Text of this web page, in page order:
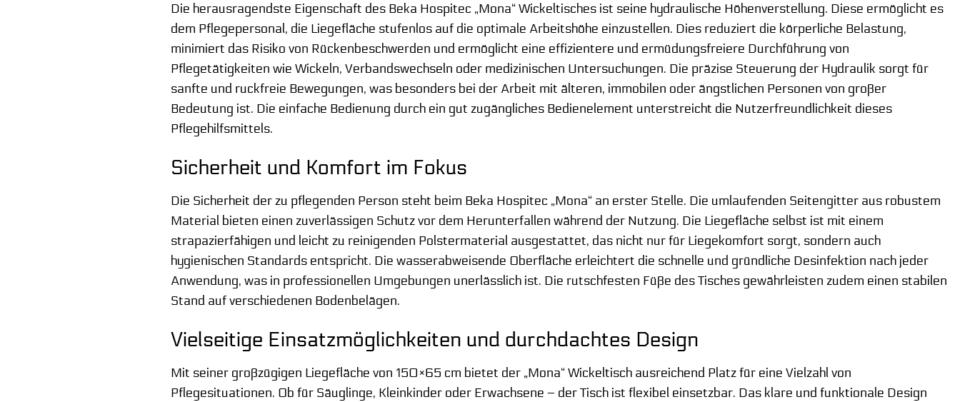
Die herausragendste Eigenschaft des Beka Hospitec „Mona“ Wickeltisches ist seine hydraulische Höhenverstellung. Diese ermöglicht es
dem Pflegepersonal, die Liegefläche stufenlos auf die optimale Arbeitshöhe einzustellen. Dies reduziert die körperliche Belastung,
minimiert das Risiko von Rückenbeschwerden und ermöglicht eine effizientere und ermüdungsfreiere Durchführung von
Pflegetätigkeiten wie Wickeln, Verbandswechseln oder medizinischen Untersuchungen. Die präzise Steuerung der Hydraulik sorgt für
sanfte und ruckfreie Bewegungen, was besonders bei der Arbeit mit älteren, immobilen oder ängstlichen Personen von großer
Bedeutung ist. Die einfache Bedienung durch ein gut zugängliches Bedienelement unterstreicht die Nutzerfreundlichkeit dieses
Pflegehilfsmittels.
Sicherheit und Komfort im Fokus
Die Sicherheit der zu pflegenden Person steht beim Beka Hospitec „Mona“ an erster Stelle. Die umlaufenden Seitengitter aus robustem
Material bieten einen zuverlässigen Schutz vor dem Herunterfallen während der Nutzung. Die Liegefläche selbst ist mit einem
strapazierfähigen und leicht zu reinigenden Polstermaterial ausgestattet, das nicht nur für Liegekomfort sorgt, sondern auch
hygienischen Standards entspricht. Die wasserabweisende Oberfläche erleichtert die schnelle und gründliche Desinfektion nach jeder
Anwendung, was in professionellen Umgebungen unerlässlich ist. Die rutschfesten Füße des Tisches gewährleisten zudem einen stabilen
Stand auf verschiedenen Bodenbelägen.
Vielseitige Einsatzmöglichkeiten und durchdachtes Design
Mit seiner großzügigen Liegefläche von 150×65 cm bietet der „Mona“ Wickeltisch ausreichend Platz für eine Vielzahl von
Pflegesituationen. Ob für Säuglinge, Kleinkinder oder Erwachsene – der Tisch ist flexibel einsetzbar. Das klare und funktionale Design